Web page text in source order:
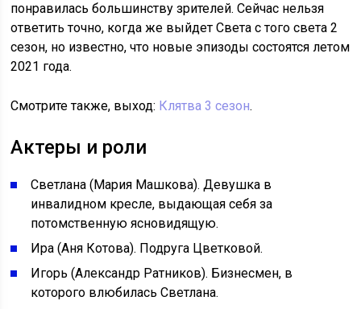
понравилась большинству зрителей. Сейчас нельзя
ответить точно, когда же выйдет Света с того света 2
сезон, но известно, что новые эпизоды состоятся летом
2021 года.
Смотрите также, выход: Клятва 3 сезон.
Актеры и роли
Светлана (Мария Машкова). Девушка в
инвалидном кресле, выдающая себя за
потомственную ясновидящую.
Ира (Аня Котова). Подруга Цветковой.
Игорь (Александр Ратников). Бизнесмен, в
которого влюбилась Светлана.